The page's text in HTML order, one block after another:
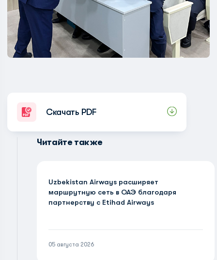
Скачать PDF
Читайте также
Uzbekistan Airways расширяет
маршрутную сеть в ОАЭ благодаря
партнерству с Etihad Airways
05 августа 2026